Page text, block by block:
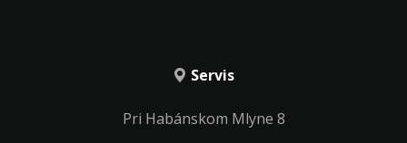
Servis
Pri Habánskom Mlyne 8